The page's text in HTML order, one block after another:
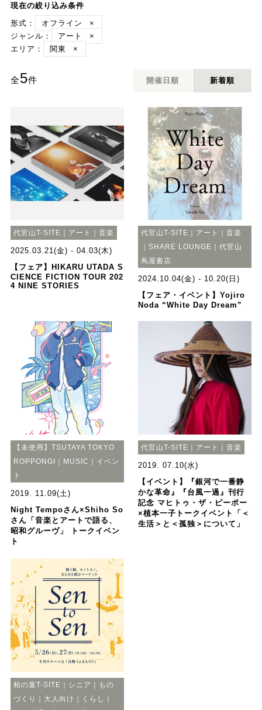
現在の絞り込み条件
形式：
オフライン
×
ジャンル：
アート
×
エリア：
関東 ×
全5件 開催日順 新着順
代官山T-SITE｜アート｜音楽
2025.03.21(金) - 04.03(木)
【フェア】HIKARU UTADA S
CIENCE FICTION TOUR 202
4 NINE STORIES
代官山T-SITE｜アート｜音楽
｜SHARE LOUNGE｜代官山
蔦屋書店
2024.10.04(金) - 10.20(日)
【フェア・イベント】Yojiro
Noda “White Day Dream”
【未使用】TSUTAYA TOKYO
ROPPONGI｜MUSIC｜イベン
ト
2019. 11.09(土)
Night Tempoさん×Shiho So
さん「音楽とアートで語る、
昭和グルーヴ」 トークイベン
ト
代官山T-SITE｜アート｜音楽
2019. 07.10(水)
【イベント】『銀河で一番静
かな革命』『台風一過』刊行
記念 マヒトゥ・ザ・ピーポー
×植本一子トークイベント「＜
生活＞と＜孤独＞について」
柏の葉T-SITE｜シニア｜もの
づくり｜大人向け｜くらし｜